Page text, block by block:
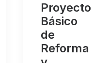
Proyecto
Básico
de
Reforma